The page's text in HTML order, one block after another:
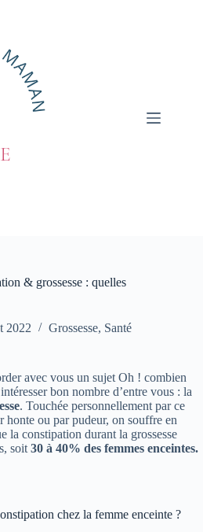
& grossesse : quelles
2022 Grossesse, Santé
avec vous un sujet Oh ! combien
bon nombre d’entre vous : la
. Touchée personnellement par ce
honte ou par pudeur, on souffre en
la constipation durant la grossesse
soit 30 à 40% des femmes enceintes.
chez la femme enceinte ?